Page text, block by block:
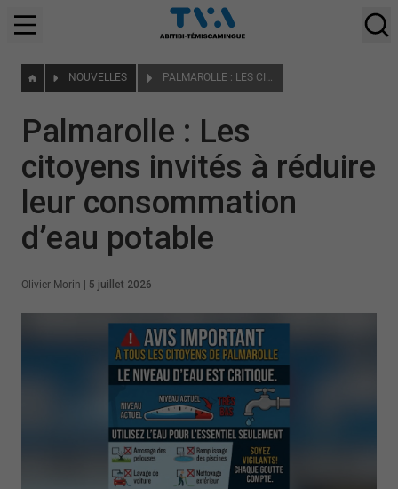
NOUVELLES PALMAROLLE : LES CITOYENS INVITÉS À RÉDUIRE LEUR CONSOMMATION D’EAU POTABLE
Palmarolle : Les
citoyens invités à réduire
leur consommation
d’eau potable
Olivier Morin 5 juillet 2026